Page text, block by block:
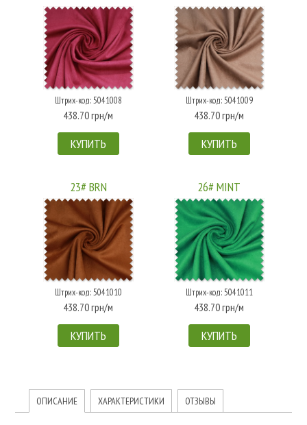
Штрих-код: 5041008
438.70 грн/м
КУПИТЬ
Штрих-код: 5041009
438.70 грн/м
КУПИТЬ
23# BRN
Штрих-код: 5041010
438.70 грн/м
КУПИТЬ
26# MINT
Штрих-код: 5041011
438.70 грн/м
КУПИТЬ
ОПИСАНИЕ ХАРАКТЕРИСТИКИ ОТЗЫВЫ